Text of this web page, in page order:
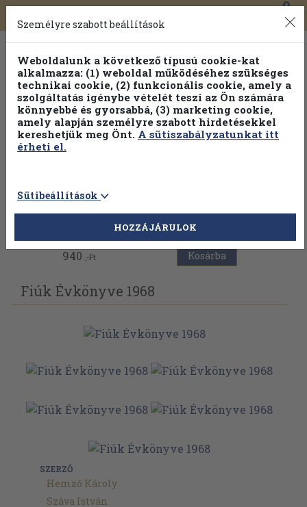
Toggle
navigation
0
Vissza az előző oldalra
940 ,-Ft Kosárba
Fiúk Évkönyve 1968
SZERZŐ
Hemző Károly
Száva István
Személyre szabott beállítások
Weboldalunk a következő típusú cookie-kat
alkalmazza: (1) weboldal működéséhez szükséges
technikai cookie, (2) funkcionális cookie, amely a
szolgáltatás igénybe vételét teszi az Ön számára
könnyebbé és gyorsabbá, (3) marketing cookie,
amely alapján személyre szabott hirdetésekkel
kereshetjük meg Önt. A sütiszabályzatunkat itt
érheti el.
Sütibeállítások
HOZZÁJÁRULOK